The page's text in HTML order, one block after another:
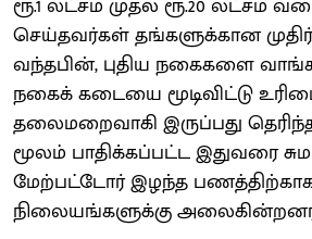
செய்தவர்கள் தங்களுக்கான
வந்தபின், புதிய நகைகளை
நகைக் கடையை மூடிவிட்டு
தலைமறைவாகி இருப்பது
மூலம் பாதிக்கப்பட்ட இதுவரை
மேற்பட்டோர் இழந்த
நிலையங்களுக்கு